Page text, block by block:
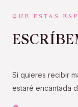
QUE ESTAS
Si quieres recibir
estaré encantada